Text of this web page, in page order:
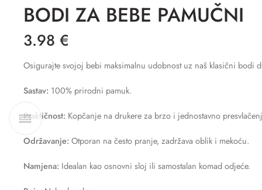
BODI ZA BEBE PAMUČNI
3.98 €
Osigurajte svojoj bebi maksimalnu udobnost uz naš klasični bodi
Sastav: 100% prirodni pamuk.
Praktičnost: Kopčanje na drukere za brzo i jednostavno
Održavanje:Otporan na često pranje, zadržava oblik i mekoću.
Namjena: Idealan kao osnovni sloj ili samostalan komad odjeće.